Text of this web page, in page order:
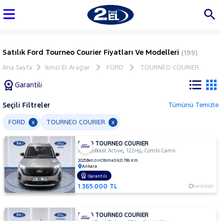
Satılık Ford Tourneo Courier Fiyatları Ve Modelleri (199)
Ana Sayfa İkinci El Araçlar FORD TOURNEO COURIER
Garantili
Tüm
Araçlar
AUDI
BMC
BMW
BYD
Seçili Filtreler Tümünü Temizle
FORD x TOURNEO COURIER x
FORD TOURNEO COURIER
1.0 EcoBoost Active,122Hp,Combi Camlı
2025BenzinOtomatik21.786 Km
Ankara
1.365.000 TL Karşılaştır
Garantili
FORD TOURNEO COURIER